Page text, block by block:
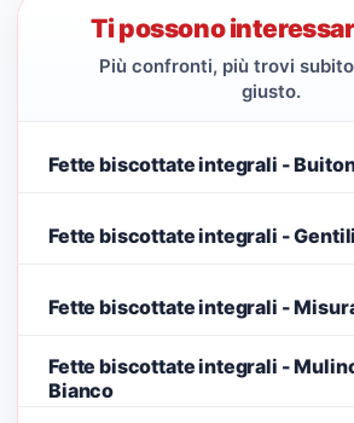
Ti possono
Più confronti, più trovi
giusto.
Fette biscottate integrali -
Fette biscottate integrali -
Fette biscottate integrali -
Fette biscottate integrali -
Bianco